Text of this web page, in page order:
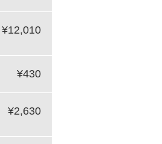
¥12,010
¥430
¥2,630